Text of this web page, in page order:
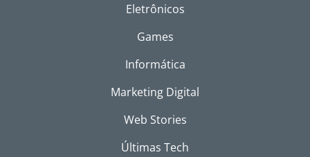
Eletrônicos
Games
Informática
Marketing Digital
Web Stories
Últimas Tech